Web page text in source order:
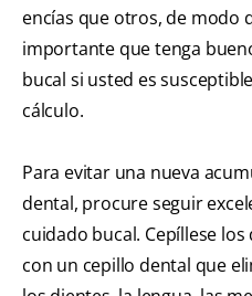
encías que otros, de modo
importante que tenga
bucal si usted es
cálculo.
Para evitar una nueva
dental, procure seguir
cuidado bucal. Cepíllese
con un cepillo dental que